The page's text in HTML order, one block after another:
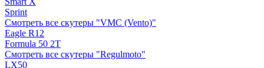
Sprint
Смотреть все скутеры "VMC (Vento)"
Eagle R12
Formula 50 2Т
Смотреть все скутеры "Regulmoto"
LX50